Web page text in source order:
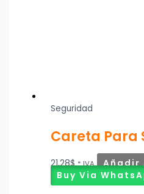
Seguridad
Careta Para
21,28$ * IVA
Añadir
Buy Via